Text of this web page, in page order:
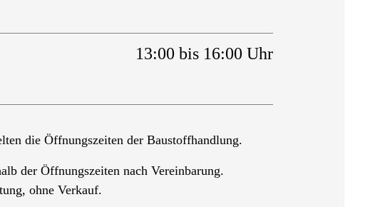
13:00 bis 16:00 Uhr
die Öffnungszeiten der Baustoffhandlung.
der Öffnungszeiten nach Vereinbarung.
ohne Verkauf.